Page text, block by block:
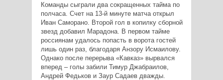
Команды сыграли два сокращенных тайма по
полчаса. Счет на 13-й минуте матча открыл
Иван Саморано. Второй гол в копилку сборной
звезд добавил Марадона. В первом тайме
россиянам удалось попасть в ворота гостей
лишь один раз, благодаря Анзору Исмаилову.
Однако после перерыва «Кавказ» вырвался
вперед – голы забили Тимур Джабраилов,
Андрей Федьков и Заур Садаев дважды.